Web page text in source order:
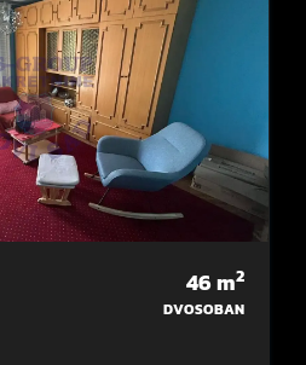
46m2
DVOSOBAN